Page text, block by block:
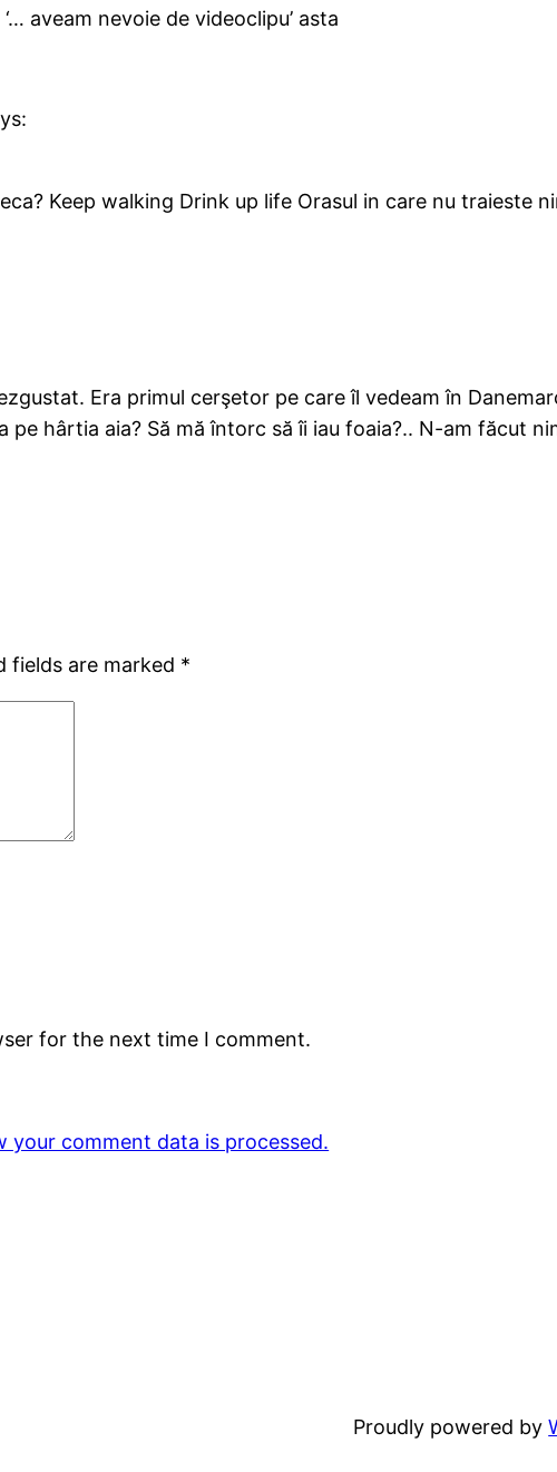
aveam nevoie de videoclipu’ asta
Keep walking Drink up life Orasul in care nu traieste
Era primul cerşetor pe care îl vedeam în
pe hârtia aia? Să mă întorc să îi iau foaia?.. N-am făcut
fields are marked *
for the next time I comment.
your comment data is processed.
Proudly powered by